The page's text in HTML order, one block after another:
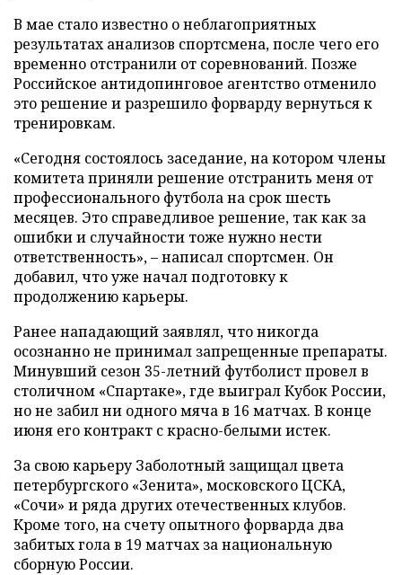
В мае стало известно о неблагоприятных
результатах анализов спортсмена, после чего его
временно отстранили от соревнований. Позже
Российское антидопинговое агентство отменило
это решение и разрешило форварду вернуться к
тренировкам.
«Сегодня состоялось заседание, на котором члены
комитета приняли решение отстранить меня от
профессионального футбола на срок шесть
месяцев. Это справедливое решение, так как за
ошибки и случайности тоже нужно нести
ответственность», – написал спортсмен. Он
добавил, что уже начал подготовку к
продолжению карьеры.
Ранее нападающий заявлял, что никогда
осознанно не принимал запрещенные препараты.
Минувший сезон 35-летний футболист провел в
столичном «Спартаке», где выиграл Кубок России,
но не забил ни одного мяча в 16 матчах. В конце
июня его контракт с красно-белыми истек.
За свою карьеру Заболотный защищал цвета
петербургского «Зенита», московского ЦСКА,
«Сочи» и ряда других отечественных клубов.
Кроме того, на счету опытного форварда два
забитых гола в 19 матчах за национальную
сборную России.